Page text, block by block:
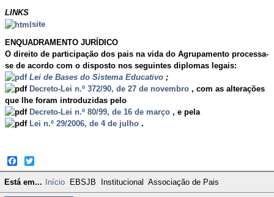
LINKS
site
ENQUADRAMENTO JURÍDICO
O direito de participação dos pais na vida do Agrupamento processa-
se de acordo com o disposto nos seguintes diplomas legais:
Lei de Bases do Sistema Educativo ;
Decreto-Lei n.º 372/90, de 27 de novembro , com as alterações
que lhe foram introduzidas pelo
Decreto-Lei n.º 80/99, de 16 de março , e pela
Lei n.º 29/2006, de 4 de julho .
Facebook
Twitter
Está em... Início EBSJB Institucional Associação de Pais